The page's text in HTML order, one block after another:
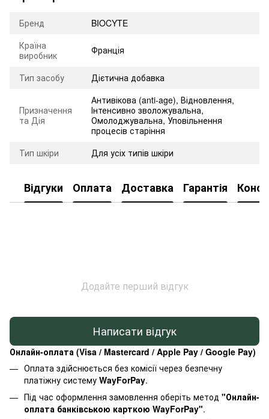
Бренд
BIOCYTE
Країна
виробник
Франція
Тип засобу Дієтична добавка
Призначення
та Дія
Антивікова (anti-age), Відновлення,
Інтенсивно зволожувальна,
Омолоджувальна, Уповільнення
процесів старіння
Тип шкіри
Для усіх типів шкіри
Відгуки Оплата Доставка Гарантія
Додайте перший відгук
Написати відгук
Онлайн-оплата (Visa / Mastercard / Apple Pay / Google Pay)
Оплата здійснюється без комісії через безпечну
платіжну систему WayForPay.
Під час оформлення замовлення оберіть метод "Онлайн-
оплата банківською карткою WayForPay".